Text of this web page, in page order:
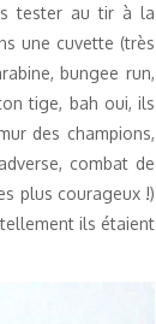
tester au tir à la
une cuvette (très
bungee run,
tige, bah oui, ils
des champions,
combat de
plus courageux !)
ils étaient